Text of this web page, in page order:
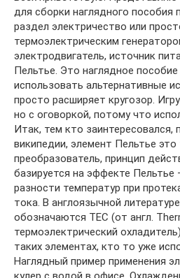
для сборки наглядного пособия
раздел электричество или
термоэлектрическим
электродвигатель, источник
Пельтье. Это наглядное
использовать альтернативные
просто расширяет кругозор.
но с оговоркой, потому что
Итак, тем кто заинтересовался,
википедии, элемент Пельтье
преобразователь, принцип
базируется на эффекте Пельтье
разности температур при
тока. В англоязычной
обозначаются TEC (от англ.
термоэлектрический
таких элементах, кто то уже
Наглядный пример применения